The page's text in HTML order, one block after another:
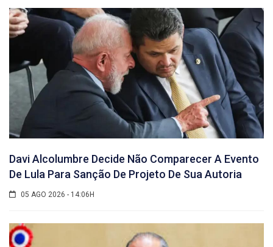
Davi Alcolumbre Decide Não Comparecer A Evento
De Lula Para Sanção De Projeto De Sua Autoria
05 AGO 2026 - 14:06H